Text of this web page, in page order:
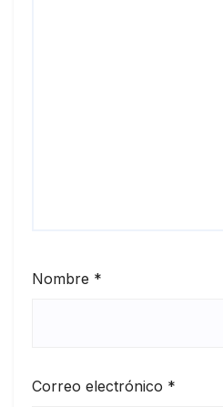
Nombre *
Correo electrónico *